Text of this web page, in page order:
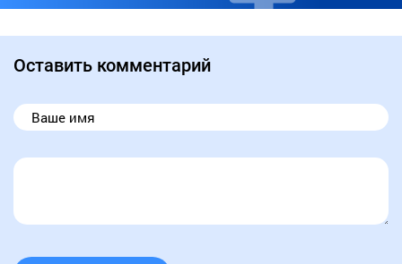
Оставить комментарий